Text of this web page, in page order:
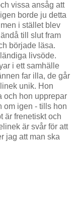
vissa ansåg att
borde ju detta
i stället blev
till slut fram
började läsa.
livsöde.
i ett samhälle
far illa, de går
unik. Hon
och hon upprepar
om igen - tills hon
är frenetiskt och
är svår för att
jag att man ska